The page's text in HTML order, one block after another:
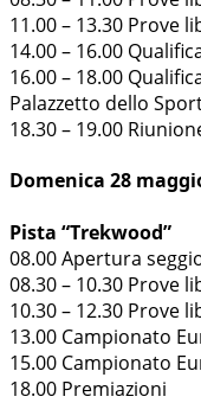
11.00 – 13.30 Prove
14.00 – 16.00
16.00 – 18.00
Palazzetto dello
18.30 – 19.00
Domenica 28
Pista “Trekwood”
08.00 Apertura
08.30 – 10.30 Prove
10.30 – 12.30 Prove
13.00 Campionato
15.00 Campionato
18.00 Premiazioni